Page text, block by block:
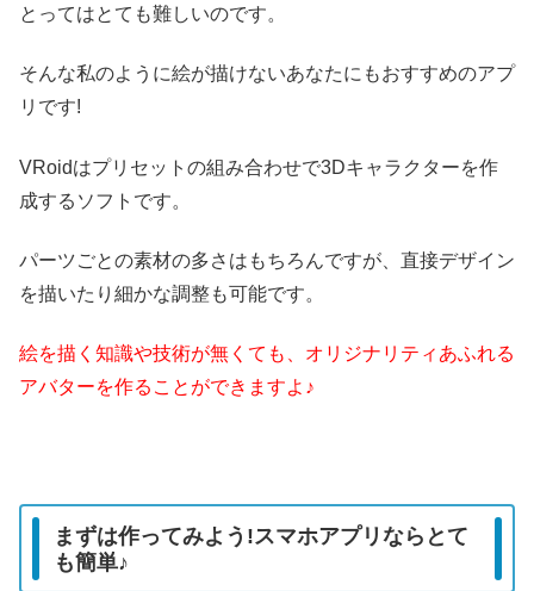
とってはとても難しいのです。
そんな私のように絵が描けないあなたにもおすすめのアプ
リです!
VRoidはプリセットの組み合わせで3Dキャラクターを作
成するソフトです。
パーツごとの素材の多さはもちろんですが、直接デザイン
を描いたり細かな調整も可能です。
絵を描く知識や技術が無くても、オリジナリティあふれる
アバターを作ることができますよ♪
まずは作ってみよう!スマホアプリならとて
も簡単♪